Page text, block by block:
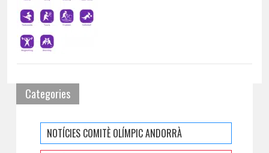
Categories
NOTÍCIES COMITÈ OLÍMPIC ANDORRÀ